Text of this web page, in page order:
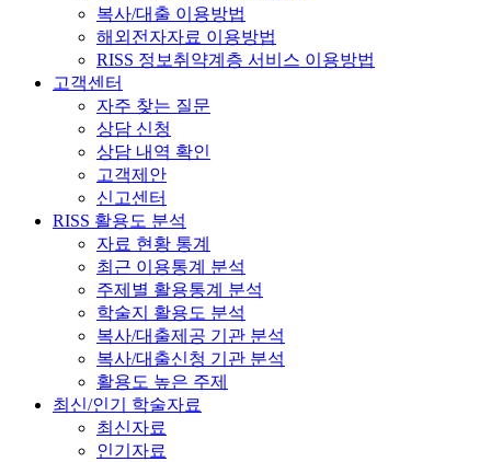
복사/대출 이용방법
해외전자자료 이용방법
RISS 정보취약계층 서비스 이용방법
고객센터
자주 찾는 질문
상담 신청
상담 내역 확인
고객제안
신고센터
RISS 활용도 분석
자료 현황 통계
최근 이용통계 분석
주제별 활용통계 분석
학술지 활용도 분석
복사/대출제공 기관 분석
복사/대출신청 기관 분석
활용도 높은 주제
최신/인기 학술자료
최신자료
인기자료